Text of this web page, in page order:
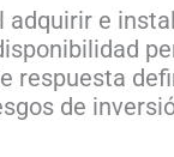
e
respuesta
de